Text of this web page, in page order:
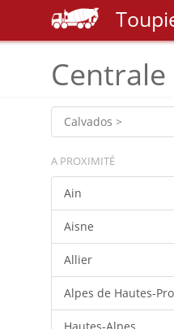
Calvados >
A PROXIMITÉ
Ain
Aisne
Allier
Alpes de Hautes-